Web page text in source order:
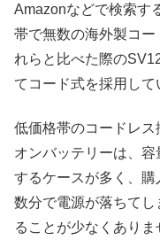
Amazonなどで検索す
帯で無数の海外製コ
れらと比べた際の
てコード式を採用して
低価格帯のコードレ
オンバッテリーは、
するケースが多く、
数分で電源が落ちて
ることが少なくありま